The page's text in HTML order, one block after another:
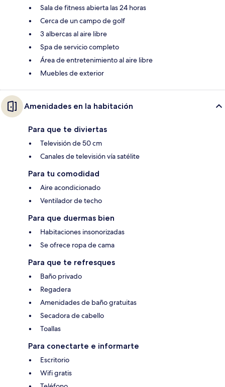
Sala de fitness abierta las 24 horas
Cerca de un campo de golf
3 albercas al aire libre
Spa de servicio completo
Área de entretenimiento al aire libre
Muebles de exterior
Amenidades en la habitación
Para que te diviertas
Televisión de 50 cm
Canales de televisión vía satélite
Para tu comodidad
Aire acondicionado
Ventilador de techo
Para que duermas bien
Habitaciones insonorizadas
Se ofrece ropa de cama
Para que te refresques
Baño privado
Regadera
Amenidades de baño gratuitas
Secadora de cabello
Toallas
Para conectarte e informarte
Escritorio
Wifi gratis